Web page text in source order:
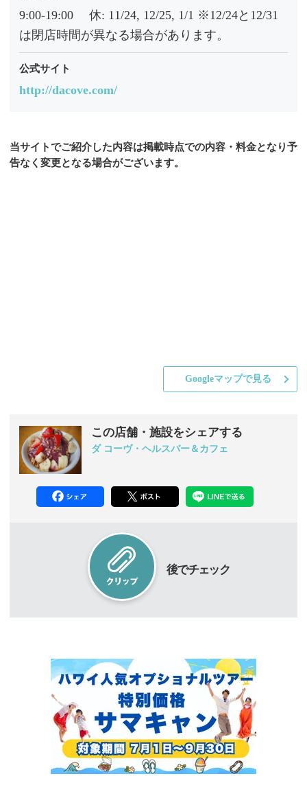
9:00-19:00 休: 11/24, 12/25, 1/1 ※12/24と12/31
は閉店時間が異なる場合があります。
公式サイト
http://dacove.com/
当サイトでご紹介した内容は掲載時点での内容・料金となり予
告なく変更となる場合がございます。
Googleマップで見る
この店舗・施設をシェアする
ダ コーヴ・ヘルスバー＆カフェ
後でチェック